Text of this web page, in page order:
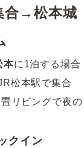
合→松本城
本に1泊する場合
松本駅で集合
リビングで夜の
クイン